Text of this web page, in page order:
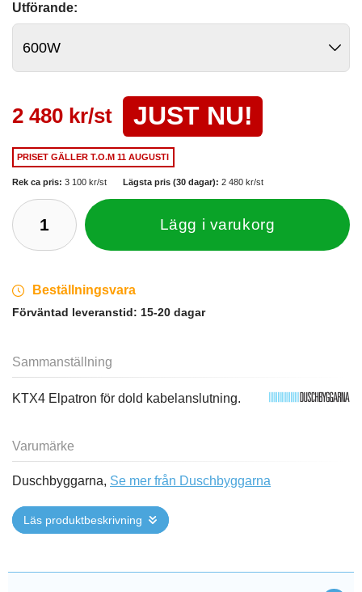
Utförande:
2 480 kr/st JUST NU!
PRISET GÄLLERT.O.M 11 AUGUSTI
Rek ca pris: 3 100 kr/st Lägsta pris (30 dagar): 2 480 kr/st
Lägg i varukorg
Beställningsvara
Förväntad leveranstid: 15-20 dagar
Sammanställning
KTX4 Elpatron för dold kabelanslutning.
Varumärke
Duschbyggarna, Se mer från Duschbyggarna
Läs produktbeskrivning